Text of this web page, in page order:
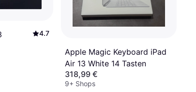
4.7
Apple Magic Keyboard iPad
Air 13 White 14 Tasten
318,99 €
9+ Shops